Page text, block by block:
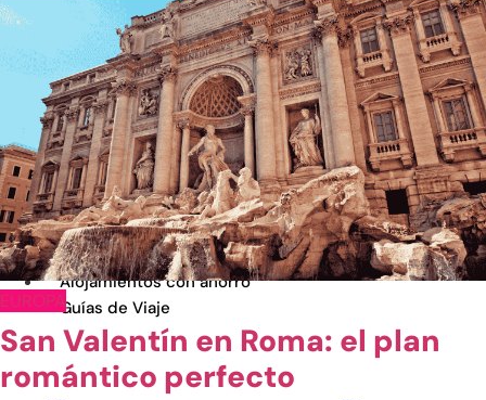
Gastronómico
Hotelero
Playas
Naturaleza
Por Temporada
Sostenible
Circuitos y Viajes Organizados
Alojamientos con ahorro
Guías de Viaje
EUROPA
San Valentín en Roma: el plan
romántico perfecto